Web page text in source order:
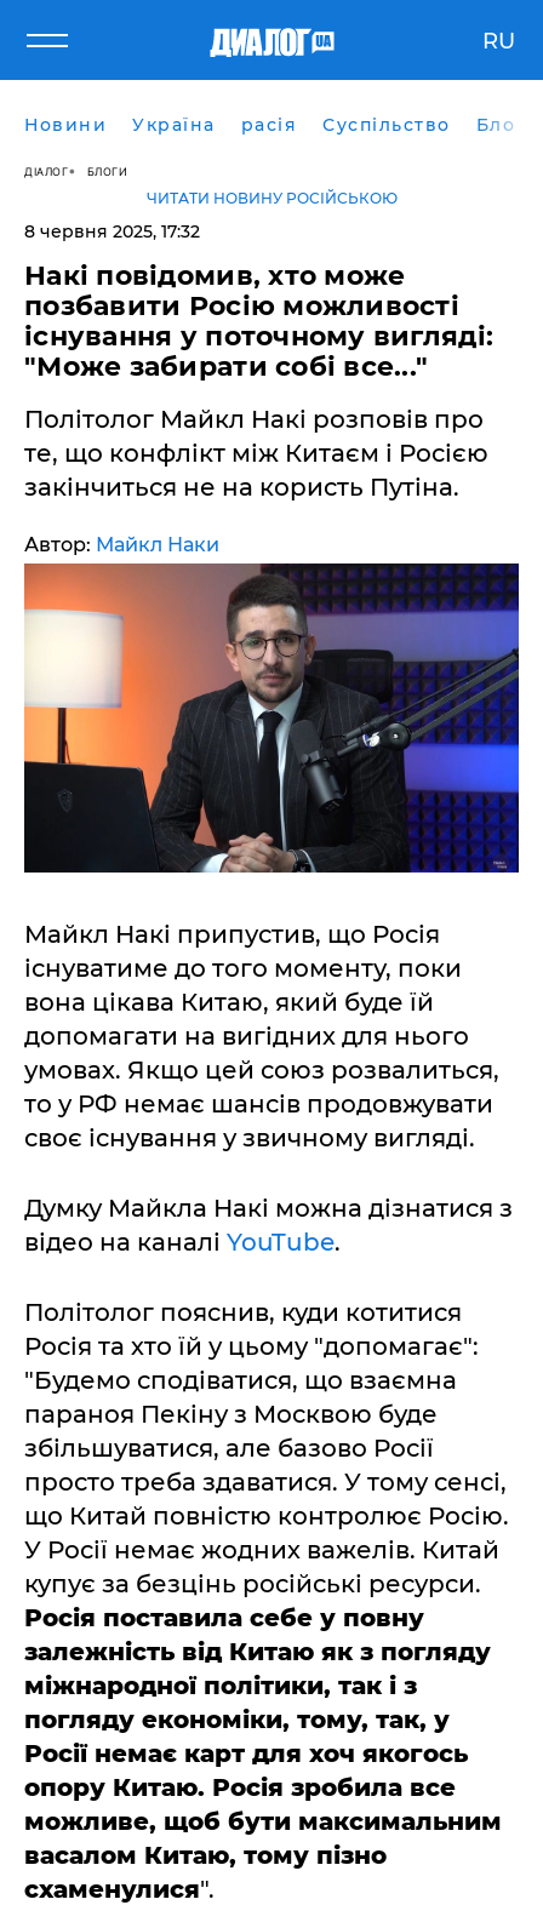
RU
Новини Україна расія Суспільство Блоги
ДІАЛОГ БЛОГИ
ЧИТАТИ НОВИНУ РОСІЙСЬКОЮ
8 червня 2025, 17:32
Накі повідомив, хто може
позбавити Росію можливості
існування у поточному вигляді:
"Може забирати собі все..."
Політолог Майкл Накі розповів про
те, що конфлікт між Китаєм і Росією
закінчиться не на користь Путіна.
Автор: Майкл Наки
Майкл Накі припустив, що Росія
існуватиме до того моменту, поки
вона цікава Китаю, який буде їй
допомагати на вигідних для нього
умовах. Якщо цей союз розвалиться,
то у РФ немає шансів продовжувати
своє існування у звичному вигляді.
Думку Майкла Накі можна дізнатися з
відео на каналі YouTube.
Політолог пояснив, куди котитися
Росія та хто їй у цьому "допомагає":
"Будемо сподіватися, що взаємна
параноя Пекіну з Москвою буде
збільшуватися, але базово Росії
просто треба здаватися. У тому сенсі,
що Китай повністю контролює Росію.
У Росії немає жодних важелів. Китай
купує за безцінь російські ресурси.
Росія поставила себе у повну
залежність від Китаю як з погляду
міжнародної політики, так і з
погляду економіки, тому, так, у
Росії немає карт для хоч якогось
опору Китаю. Росія зробила все
можливе, щоб бути максимальним
васалом Китаю, тому пізно
схаменулися".